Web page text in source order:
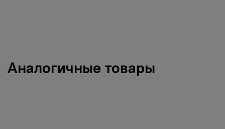
Аналогичные товары